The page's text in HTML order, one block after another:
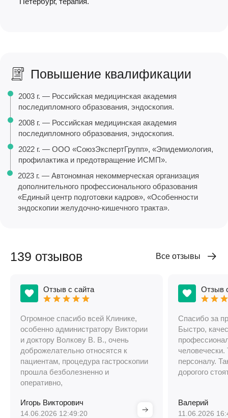
Повышение квалификации
2003 г. — Российская медицинская академия
последипломного образования, эндоскопия.
2008 г. — Российская медицинская академия
последипломного образования, эндоскопия.
2022 г. — ООО «СоюзЭкспертГрупп», «Эпидемиология,
профилактика и предотвращение ИСМП».
2023 г. — Автономная некоммерческая организация
дополнительного профессионального образования
«Единый центр подготовки кадров», «Особенности
эндоскопии желудочно-кишечного тракта».
139 отзывов Все отзывы
Отзыв с сайта
Огромное спасибо всей Клинике,
особенно администратору Виктории
и доктору Волкову В. В., очень
доброжелательно относятся к
пациентам, процедура гастроскопии
прошла безболезненно и
оперативно,
Игорь Викторович
14.06.2026 12:49:20
Отзыв
Спасибо за
Быстро,
персоналу.
дорогого
Валерий
11.06.2026